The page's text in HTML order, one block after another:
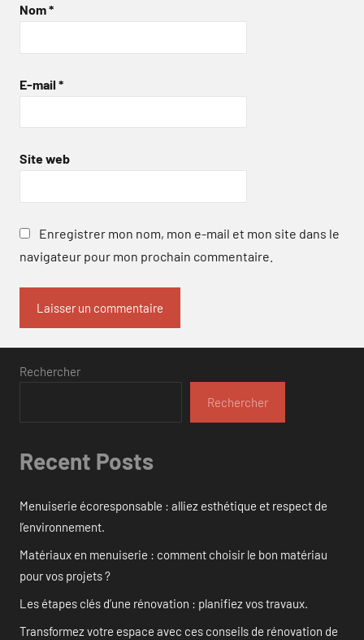
Nom*
E-mail *
Site web
Enregistrer mon nom, mon e-mail et mon site dans le
navigateur pour mon prochain commentaire.
Rechercher
Rechercher
Recent Posts
Menuiserie écoresponsable : alliez esthétique et respect de
l’environnement.
Matériaux en menuiserie : comment choisir le bon matériau
pour vos projets ?
Les étapes clés d’une rénovation : planifiez vos travaux.
Transformez votre espace avec ces conseils de rénovation de